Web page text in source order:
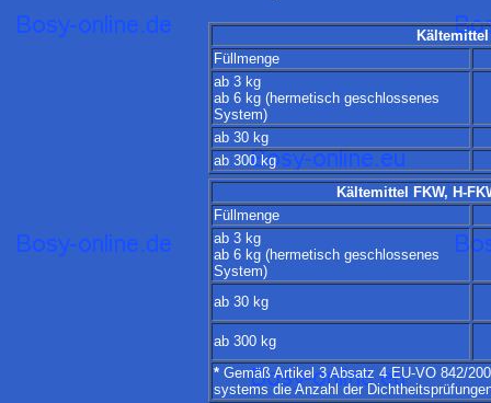
Kältemittel
Füllmenge
ab 3 kg
ab 6 kg (hermetisch geschlossenes
System)
ab 30 kg
ab 300 kg
Kältemittel FKW, H-
Füllmenge
ab 3 kg
ab 6 kg (hermetisch geschlossenes
System)
ab 30 kg
ab 300 kg
* Gemäß Artikel 3 Absatz 4 EU-VO 842/
systems die Anzahl der